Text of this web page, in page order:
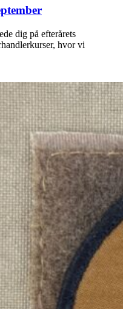
dig på efterårets
hvor vi